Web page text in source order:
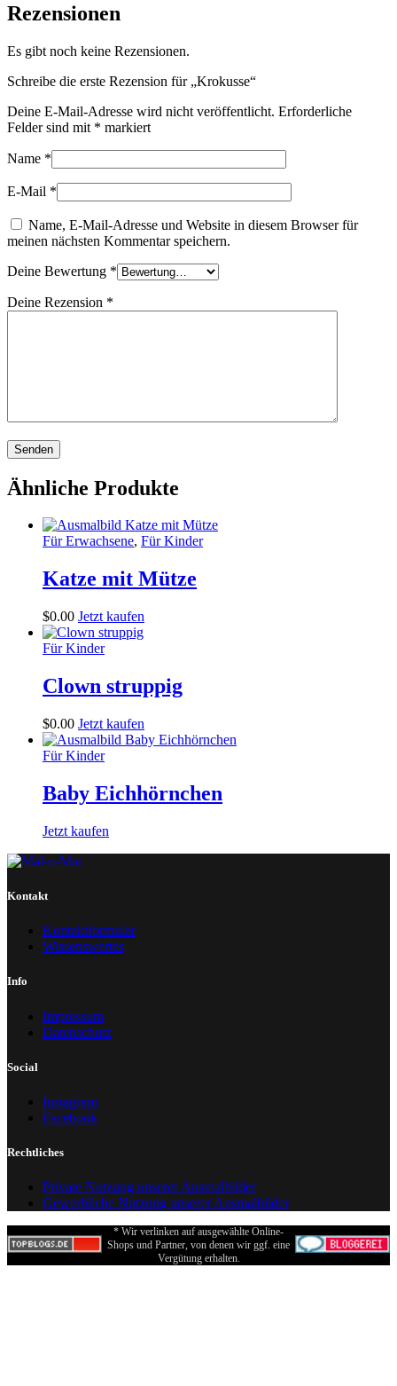
Rezensionen
Es gibt noch keine Rezensionen.
Schreibe die erste Rezension für „Krokusse“
Deine E-Mail-Adresse wird nicht veröffentlicht. Erforderliche
Felder sind mit * markiert
Name *
E-Mail *
Name, E-Mail-Adresse und Website in diesem Browser für
meinen nächsten Kommentar speichern.
Deine Bewertung *
Deine Rezension *
Ähnliche Produkte
Für Erwachsene, Für Kinder
Katze mit Mütze
$0.00 Jetzt kaufen
Für Kinder
Clown struppig
$0.00 Jetzt kaufen
Für Kinder
Baby Eichhörnchen
Jetzt kaufen
Kontakt
Kontaktformular
Wissenswertes
Info
Impressum
Datenschutz
Social
Instagram
Facebook
Rechtliches
Private Nutzung unserer Ausmalbilder
Gewerbliche Nutzung unserer Ausmalbilder
* Wir verlinken auf ausgewählte Online-
Shops und Partner, von denen wir ggf. eine
Vergütung erhalten.